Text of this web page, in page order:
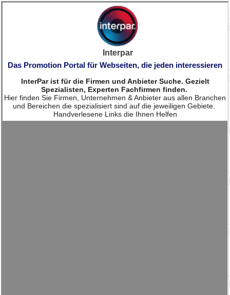
Interpar
Das Promotion Portal für Webseiten, die jeden interessieren
InterPar ist für die Firmen und Anbieter Suche. Gezielt
Spezialisten, Experten Fachfirmen finden.
Hier finden Sie Firmen, Unternehmen & Anbieter aus allen Branchen
und Bereichen die spezialisiert sind auf die jeweiligen Gebiete.
Handverlesene Links die Ihnen Helfen